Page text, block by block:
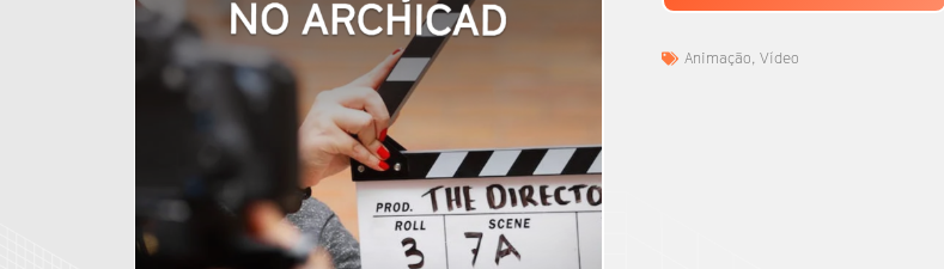
Animação, Vídeo